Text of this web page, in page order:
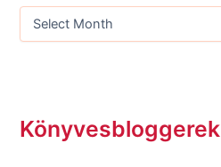
Könyvesbloggerek